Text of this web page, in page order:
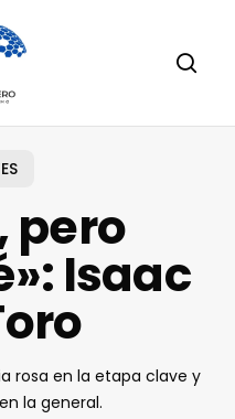
pero
Isaac
rosa en la etapa clave y
la general.